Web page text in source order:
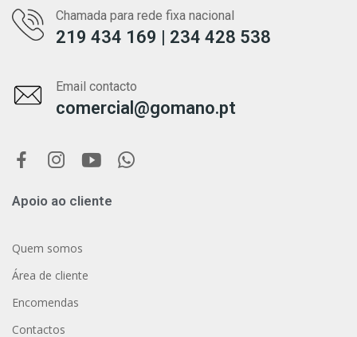
Chamada para rede fixa nacional
219 434 169 | 234 428 538
Email contacto
comercial@gomano.pt
Apoio ao cliente
Quem somos
Área de cliente
Encomendas
Contactos